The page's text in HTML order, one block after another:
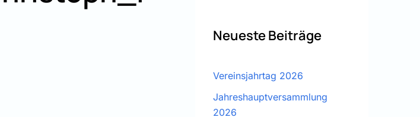
Neueste Beiträge
Vereinsjahrtag 2026
Jahreshauptversammlung
2026